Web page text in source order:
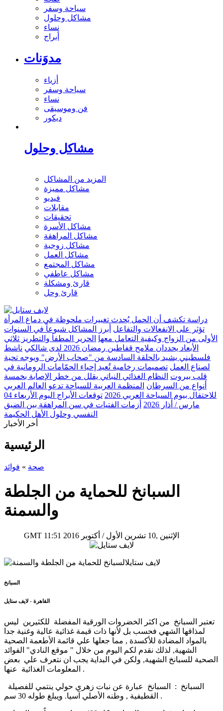
سياحة وسفر
مشاكل وحلول
نساء
أبراج
مدوَنات
أزياء
سياحة وسفر
نساء
فن وموسيقى
ديكور
مشاكل وحلول
المزيد من المشاكل
مشاكل مميزة
فيديو
مقابلات
تحقيقات
مشاكل الأسرة
مشاكل المراهقة
مشاكل زوجية
مشاكل العمل
مشاكل المجتمع
مشاكل عاطفي
قارئ ومشكلة
قارئ وحل
دراسة تكشف أن الحمل يُحدث تغييرات ملحوظة في دماغ المرأة
تؤثر على الانفعالات والتفاعل أبرز المشاكل شيوعاً في السنوات
الأولى من الزواج وكيفية التعامل معها الحرير المطفأ والتطريز ثلاثي
الأبعاد يحددان ملامح قفاطين رمضان 2026 لدى شالكي
ناشط
فلسطيني يشيد بالحلقة السادسة من "صحاب الأرض" ويوجه تحية
لصناع العمل تصميمات رخامية تُعيد إحياء الحمّامات الرومانية في
قلب بيروت النظام الغذائي النباتي يقلل من خطر الإصابة بخمسة
أنواع من السرطان المنظمة العربية للسياحة تدعو العالم العربي
للاحتفال بيوم السياحة العربي 2026
توقعات الأبراج اليوم الأربعاء 04
مارس / أذار 2026
أزمات الفتيات في سن المراهقة بين الضيق
النفسي وحلول الأهل الحكيمة
أخر الأخبار
الرئيسية
صحة » فوائد
السبانخ للحماية من الجلطة
والسمنة
GMT 11:51 2016 الإثنين ,10 تشرين الأول / أكتوبر
السبانخ
القاهرة - لايف ستايل
تعتبر السبانخ من اكثر الخضروات الورقية المفضلة للكثيرين ليس
لمذاقها الشهي فحسب بل لأنها ذات قيمة غذائية عالية وغنية جدا
بالمواد المضادة للأكسدة , مما جعلها علي قائمة الأطعمة الصحية
الشهية, لذلك نقدم لكم اليوم من خلال " موقع النادي" الفوائد
الصحية للسبانخ الشهية, ولكن في البداية يجب ان نتعرف علي بعض
المعلومات الغذائية عنها .
القطيفية , وطنه الأصلي آسيا. ويبلغ طوله 30 سم .